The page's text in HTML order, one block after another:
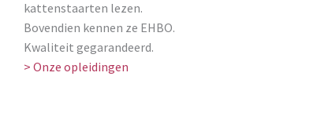
kattenstaarten lezen.
Bovendien kennen ze EHBO.
Kwaliteit gegarandeerd.
> Onze opleidingen